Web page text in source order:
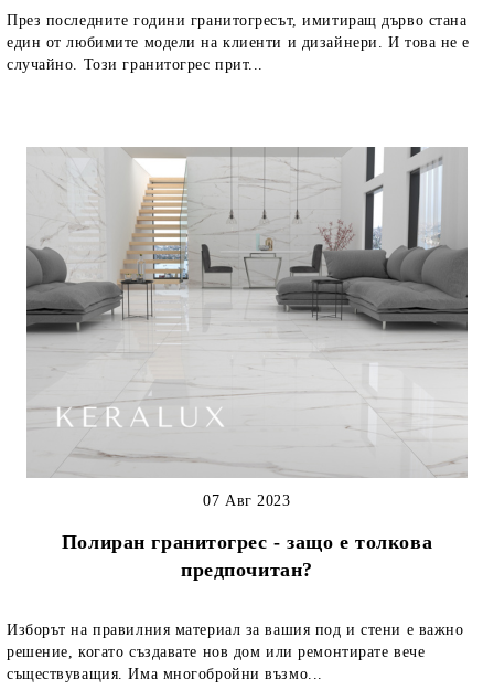
През последните години гранитогресът, имитиращ дърво стана
един от любимите модели на клиенти и дизайнери. И това не е
случайно. Този гранитогрес прит...
Полиран гранитогрес - защо е толкова
предпочитан?
07 Авг 2023
Изборът на правилния материал за вашия под и стени е важно
решение, когато създавате нов дом или ремонтирате вече
съществуващия. Има многобройни възмо...